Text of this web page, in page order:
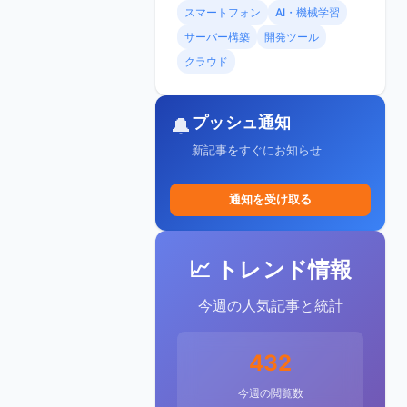
スマートフォン
AI・機械学習
サーバー構築
開発ツール
クラウド
🔔プッシュ通知
新記事をすぐにお知らせ
通知を受け取る
📈 トレンド情報
今週の人気記事と統計
432
今週の閲覧数